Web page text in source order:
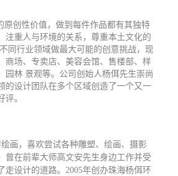
创性价值，做到每件作品都有其独特
注重人与环境的关系，尊重本土文化的
同行业领域做最大可能的创意挑战，现
商场、专卖店、美容会馆、售楼部、样
园林 景观等。公司创始人杨佴先生崇尚
的设计团队在多个区域创造了一个又一
评。
画，喜欢尝试各种雕塑、绘画、摄影
曾在前辈大师高文安先生身边工作并受
走设计的道路。2005年创办珠海杨佴环